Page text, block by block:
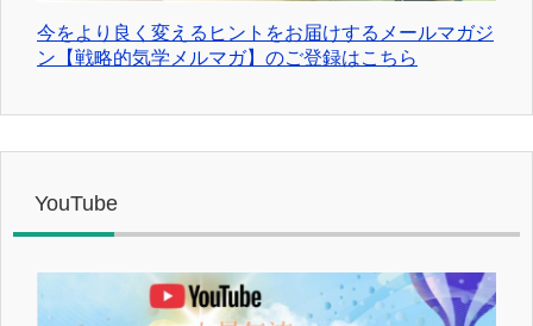
今をより良く変えるヒントをお届けするメールマガジ
ン【戦略的気学メルマガ】のご登録はこちら
YouTube